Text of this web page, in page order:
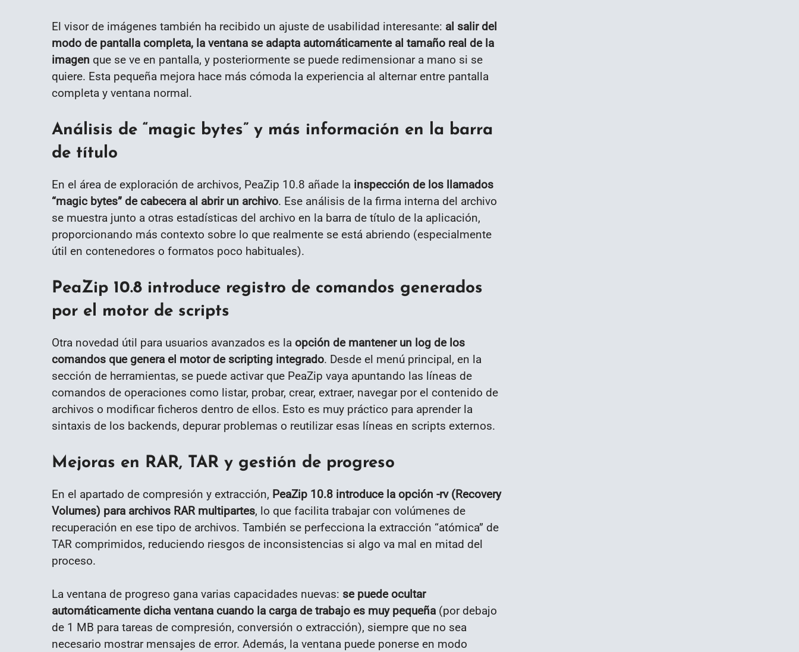
El visor de imágenes también ha recibido un ajuste de usabilidad interesante: al salir del
modo de pantalla completa, la ventana se adapta automáticamente al tamaño real de la
imagen que se ve en pantalla, y posteriormente se puede redimensionar a mano si se
quiere. Esta pequeña mejora hace más cómoda la experiencia al alternar entre pantalla
completa y ventana normal.
Análisis de “magic bytes” y más información en la barra
de título
En el área de exploración de archivos, PeaZip 10.8 añade la inspección de los llamados
“magic bytes” de cabecera al abrir un archivo. Ese análisis de la firma interna del archivo
se muestra junto a otras estadísticas del archivo en la barra de título de la aplicación,
proporcionando más contexto sobre lo que realmente se está abriendo (especialmente
útil en contenedores o formatos poco habituales).
PeaZip 10.8 introduce registro de comandos generados
por el motor de scripts
Otra novedad útil para usuarios avanzados es la opción de mantener un log de los
comandos que genera el motor de scripting integrado. Desde el menú principal, en la
sección de herramientas, se puede activar que PeaZip vaya apuntando las líneas de
comandos de operaciones como listar, probar, crear, extraer, navegar por el contenido de
archivos o modificar ficheros dentro de ellos. Esto es muy práctico para aprender la
sintaxis de los backends, depurar problemas o reutilizar esas líneas en scripts externos.
Mejoras en RAR, TAR y gestión de progreso
En el apartado de compresión y extracción, PeaZip 10.8 introduce la opción -rv (Recovery
Volumes) para archivos RAR multipartes, lo que facilita trabajar con volúmenes de
recuperación en ese tipo de archivos. También se perfecciona la extracción “atómica” de
TAR comprimidos, reduciendo riesgos de inconsistencias si algo va mal en mitad del
proceso.
La ventana de progreso gana varias capacidades nuevas: se puede ocultar
automáticamente dicha ventana cuando la carga de trabajo es muy pequeña (por debajo
de 1 MB para tareas de compresión, conversión o extracción), siempre que no sea
necesario mostrar mensajes de error. Además, la ventana puede ponerse en modo